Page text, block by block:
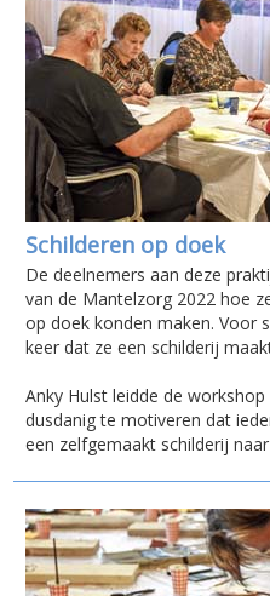
Schilderen op doek
De deelnemers aan deze
van de Mantelzorg 2022 hoe
op doek konden maken. Voor
keer dat ze een schilderij
Anky Hulst leidde de
dusdanig te motiveren dat
een zelfgemaakt schilderij